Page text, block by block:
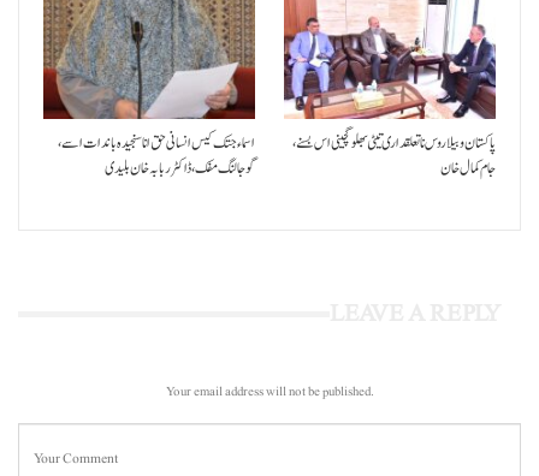
اسماء جتک کیس انسانی حق انا سنجیدہ باندات اسے،
گوجالنگ مفک،ڈاکٹر ربابہ خان بلیدی
پاکستان و بیلاروس نا تعلقداری تیٹی بھلو گچینی اس بسنے،
جام کمال خان
Your email address will not be published.